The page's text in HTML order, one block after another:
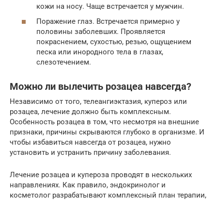
кожи на носу. Чаще встречается у мужчин.
Поражение глаз. Встречается примерно у
половины заболевших. Проявляется
покраснением, сухостью, резью, ощущением
песка или инородного тела в глазах,
слезотечением.
Можно ли вылечить розацеа навсегда?
Независимо от того, телеангиэктазия, купероз или
розацеа, лечение должно быть комплексным.
Особенность розацеа в том, что несмотря на внешние
признаки, причины скрываются глубоко в организме. И
чтобы избавиться навсегда от розацеа, нужно
установить и устранить причину заболевания.
Лечение розацеа и купероза проводят в нескольких
направлениях. Как правило, эндокринолог и
косметолог разрабатывают комплексный план терапии,